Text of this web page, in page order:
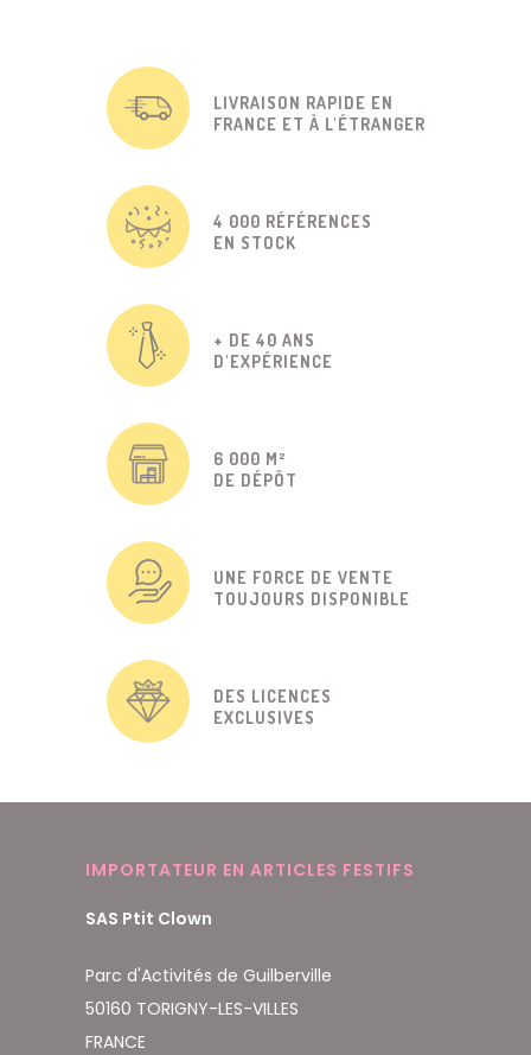
LIVRAISON RAPIDE EN
FRANCE ET À L'ÉTRANGER
4 000 RÉFÉRENCES
EN STOCK
+ DE 40 ANS
D'EXPÉRIENCE
6 000 M²
DE DÉPÔT
UNE FORCE DE VENTE
TOUJOURS DISPONIBLE
DES LICENCES
EXCLUSIVES
IMPORTATEUR EN ARTICLES FESTIFS
SAS Ptit Clown
Parc d'Activités de Guilberville
50160 TORIGNY-LES-VILLES
FRANCE